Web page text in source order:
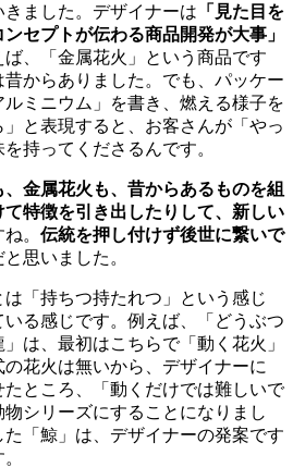
ました。デザイナーは 「見た目を
セプトが伝わる商品開発が大事」
ば、「金属花火」という商品です
からありました。でも、パッケー
ミニウム」を書き、燃える様子を
」と表現すると、お客さんが「やっ
持ってくださるんです。
金属花火も、昔からあるものを組
特徴を引き出したりして、新しい
。 伝統を押し付けず後世に繋いで
と思いました。
は「持ちつ持たれつ」という感じ
る感じです。例えば、「どうぶつ
は、最初はこちらで「動く花火」
花火は無いから、デザイナーに
たところ、「動くだけでは難しいで
シリーズにすることになりまし
「鯨」は、デザイナーの発案です